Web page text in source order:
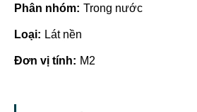
Phân nhóm: Trong nước
Loại: Lát nền
Đơn vị tính: M2